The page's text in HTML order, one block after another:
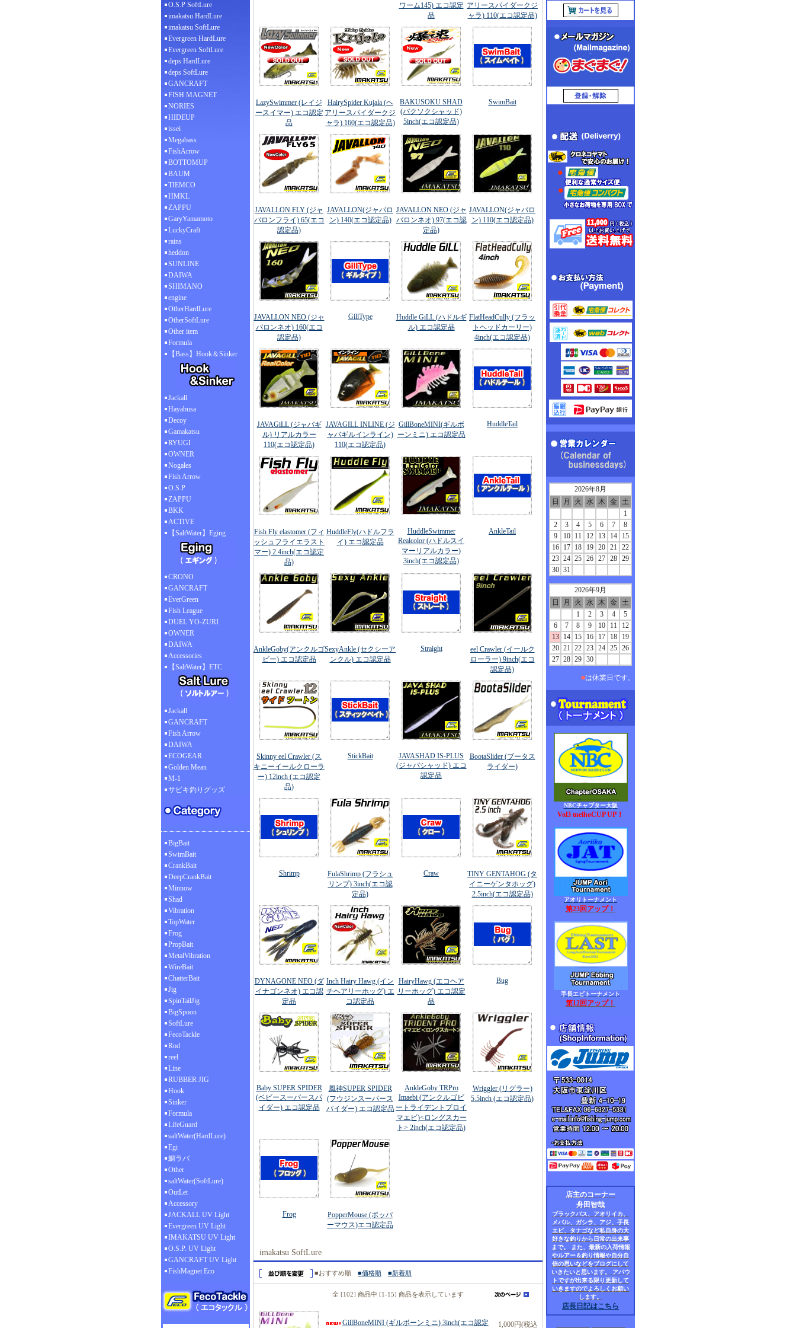
O.S.P SoftLure
imakatsu HardLure
imakatsu SoftLure
Evergreen HardLure
Evergreen SoftLure
deps HardLure
deps SoftLure
GANCRAFT
FISH MAGNET
NORIES
HIDEUP
issei
Megabass
FishArrow
BOTTOMUP
BAUM
TIEMCO
HMKL
ZAPPU
GaryYamamoto
LuckyCraft
rains
heddon
SUNLINE
DAIWA
SHIMANO
engine
OtherHardLure
OtherSoftLure
Other item
Formula
【Bass】Hook＆Sinker
Jackall
Hayabusa
Decoy
Gamakatsu
RYUGI
OWNER
Nogales
Fish Arrow
O.S.P
ZAPPU
BKK
ACTIVE
【SaltWater】Eging
CRONO
GANCRAFT
EverGreen
Fish League
DUEL YO-ZURI
OWNER
DAIWA
Accessories
【SaltWater】ETC
Jackall
GANCRAFT
Fish Arrow
DAIWA
ECOGEAR
Golden Mean
M-1
サビキ釣りグッズ
BigBait
SwimBait
CrankBait
DeepCrankBait
Minnow
Shad
Vibration
TopWater
Frog
PropBait
MetalVibration
WireBait
ChatterBait
Jig
SpinTailJig
BigSpoon
SoftLure
FecoTackle
Rod
reel
Line
RUBBER JIG
Hook
Sinker
Formula
LifeGuard
saltWater(HardLure)
Egi
鯛ラバ
Other
saltWater(SoftLure)
OutLet
Accessory
JACKALL UV Light
Evergreen UV Light
IMAKATSU UV Light
O.S.P. UV Light
GANCRAFT UV Light
FishMagnet Eco
ワーム145) エコ認定
品
アリースパイダークジ
ャラ) 110(エコ認定品)
LazySwimmer (レイジ
ースイマー) エコ認定
品
HairySpider Kujala (ヘ
アリースパイダークジ
ャラ) 160(エコ認定品)
BAKUSOKU SHAD
(バクソクシャッド)
5inch(エコ認定品)
SwimBait
JAVALLON FLY (ジャ
バロンフライ) 65(エコ
認定品)
JAVALLON(ジャバロ
ン) 140(エコ認定品)
JAVALLON NEO (ジャ
バロンネオ) 97(エコ認
定品)
JAVALLON(ジャバロ
ン) 110(エコ認定品)
JAVALLON NEO (ジャ
バロンネオ) 160(エコ
認定品)
GillType
Huddle GiLL (ハドルギ
ル) エコ認定品
FlatHeadCully (フラッ
トヘッドカーリー)
4inch(エコ認定品)
JAVAGiLL (ジャバギ
ル) リアルカラー
110(エコ認定品)
JAVAGILL INLINE (ジ
ャバギルインライン)
110(エコ認定品)
GillBoneMINI(ギルボ
ーンミニ) エコ認定品
HuddleTail
Fish Fly elastomer (フィ
ッシュフライエラスト
マー) 2.4inch(エコ認定
品)
HuddleFly(ハドルフラ
イ) エコ認定品
HuddleSwimmer
Realcolor (ハドルスイ
マーリアルカラー)
3inch(エコ認定品)
AnkleTail
AnkleGoby(アンクルゴ
ビー) エコ認定品
SexyAnkle (セクシーア
ンクル) エコ認定品
Straight
eel Crawler (イールク
ローラー) 9inch(エコ
認定品)
Skinny eel Crawler (ス
キニーイールクローラ
ー) 12inch (エコ認定
品)
StickBait
JAVASHAD IS-PLUS
(ジャバシャッド) エコ
認定品
BootaSlider (ブータス
ライダー)
Shrimp
FulaShrimp (フラシュ
リンプ) 3inch(エコ認
定品)
Craw
TINY GENTAHOG (タ
イニーゲンタホッグ)
2.5inch(エコ認定品)
DYNAGONE NEO (ダ
イナゴンネオ) エコ認
定品
Inch Hairy Hawg (イン
チヘアリーホッグ) エ
コ認定品
HairyHawg (エコヘア
リーホッグ) エコ認定
品
Bug
Baby SUPER SPIDER
(ベビースーパースパ
イダー) エコ認定品
風神SUPER SPIDER
(フウジンスーパース
パイダー) エコ認定品
AnkleGoby TRPro
Imaebi (アンクルゴビ
ートライデントプロイ
マエビ)<ロングスカー
ト> 2inch(エコ認定品)
Wriggler (リグラー)
5.5inch (エコ認定品)
Frog
PopperMouse (ポッパ
ーマウス)エコ認定品
imakatsu SoftLure
■おすすめ順 ■価格順 ■新着順
全 [102] 商品中 [1-15] 商品を表示しています
GillBoneMINI (ギルボーンミニ) 3inch(エコ認定
1,000円(税込
2026年8月
日
月 火 水 木 金
土
1
2
3 4 5 6 7
8
9
10 11 12 13 14
15
16
17 18 19 20 21
22
23 24 25 26 27 28 29
30 31
2026年9月
日
月 火 水 木 金
土
1
2 3 4
5
6
7 8 9 10 11
12
13
14 15 16 17 18
19
20 21 22 23 24 25 26
27 28 29 30
■は休業日です。
NBCチャプター大阪
Vol3 meihoCUP UP！
アオリトーナメント
第23回アップ！
手長エビトーナメント
第12回アップ！
店主のコーナー
舟田智哉
ブラックバス、アオリイカ、
メバル、ガシラ、アジ、手長
エビ、タナゴなど私自身の大
好きな釣りから日常の出来事
まで。 また、最新の入荷情報
やルアー＆釣り情報や自分自
信の思いなどをブログにして
いきたいと思います。 アバウ
トですが出来る限り更新して
いきますのでよろしくお願い
します。
店長日記はこちら